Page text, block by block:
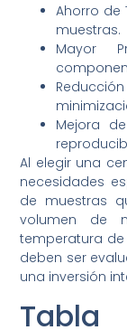
Ahorro de
muestras.
Mayor
Mejora
Al elegir una
necesidades
de muestras
volumen de
temperatura
deben ser
una inversión